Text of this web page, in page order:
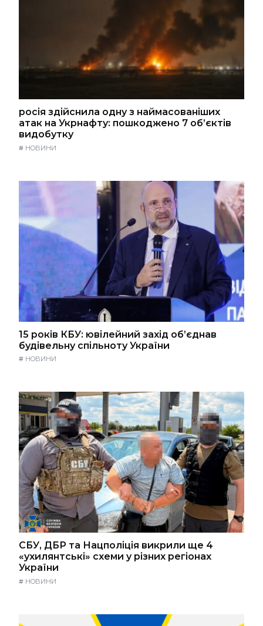
росія здійснила одну з наймасованіших
атак на Укрнафту: пошкоджено 7 об’єктів
видобутку
# НОВИНИ
15 років КБУ: ювілейний захід об’єднав
будівельну спільноту України
# НОВИНИ
СБУ, ДБР та Нацполіція викрили ще 4
«ухилянтські» схеми у різних регіонах
України
# НОВИНИ